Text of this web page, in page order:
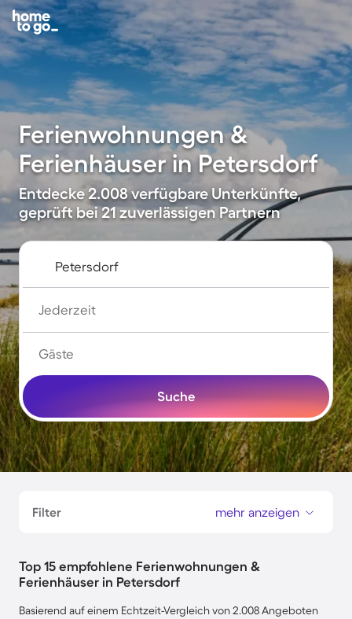
Ferienwohnungen &
Ferienhäuser in Petersdorf
Entdecke 2.008 verfügbare Unterkünfte,
geprüft bei 21 zuverlässigen Partnern
Jederzeit
Gäste
Suche
Filter mehr anzeigen
Top 15 empfohlene Ferienwohnungen &
Ferienhäuser in Petersdorf
Basierend auf einem Echtzeit-Vergleich von 2.008 Angeboten